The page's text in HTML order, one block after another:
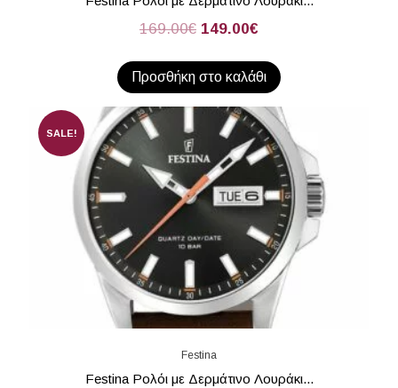
169.00€ 149.00€
Προσθήκη στο καλάθι
SALE!
Festina
Festina Ρολόι με Δερμάτινο Λουράκι...